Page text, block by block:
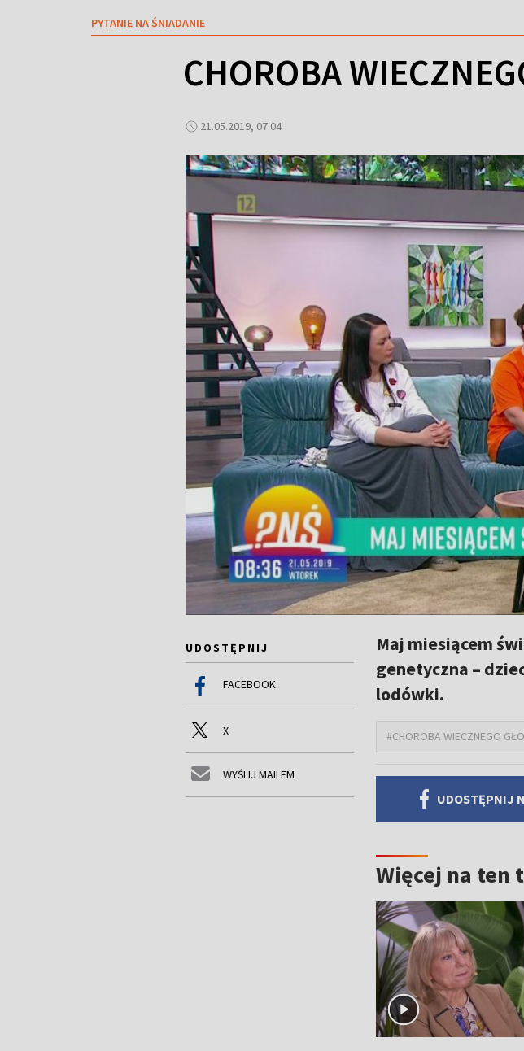
PYTANIE NA ŚNIADANIE
CHOROBA
21.05.2019, 07:04
UDOSTĘPNIJ
FACEBOOK
X
WYŚLIJ MAILEM
Maj miesiącem
genetyczna –
lodówki.
#CHOROBA WIECZNEGO
UDOSTĘPNIJ
Więcej na ten